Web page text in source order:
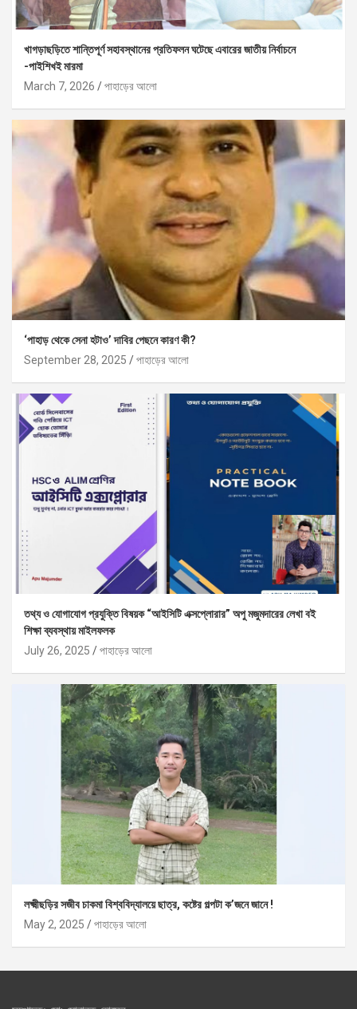
খাগড়াছড়িতে শান্তিপূর্ণ সহাবস্থানের প্রতিফলন ঘটেছে এবারের জাতীয় নির্বাচনে
-পাইশিখই মারমা
March 7, 2026
পাহাড়ের আলো
‘পাহাড় থেকে সেনা হটাও’ দাবির পেছনে কারণ কী?
September 28, 2025
পাহাড়ের আলো
তথ্য ও যোগাযোগ প্রযুক্তি বিষয়ক “আইসিটি এক্সপ্লোরার” অপু মজুমদারের লেখা বই
শিক্ষা ব্যবস্থায় মাইলফলক
July 26, 2025
পাহাড়ের আলো
লক্ষ্মীছড়ির সজীব চাকমা বিশ্ববিদ্যালয়ে ছাত্র, কষ্টের গল্পটা ক’জনে জানে !
May 2, 2025
পাহাড়ের আলো